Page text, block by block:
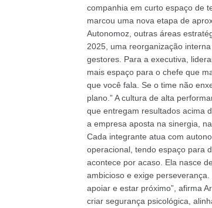
companhia em curto espaço de
marcou uma nova etapa de
Autonomoz, outras áreas
2025, uma reorganização
gestores. Para a executiva,
mais espaço para o chefe que
que você fala. Se o time não
plano.” A cultura de alta
que entregam resultados acima
a empresa aposta na sinergia,
Cada integrante atua com
operacional, tendo espaço para
acontece por acaso. Ela nasce
ambicioso e exige
apoiar e estar próximo”, afirma
criar segurança psicológica,